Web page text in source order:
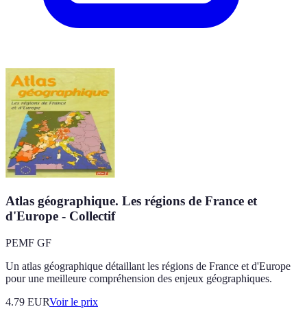
Atlas géographique. Les régions de France et
d'Europe - Collectif
PEMF GF
Un atlas géographique détaillant les régions de France et d'Europe
pour une meilleure compréhension des enjeux géographiques.
4.79 EURVoir le prix